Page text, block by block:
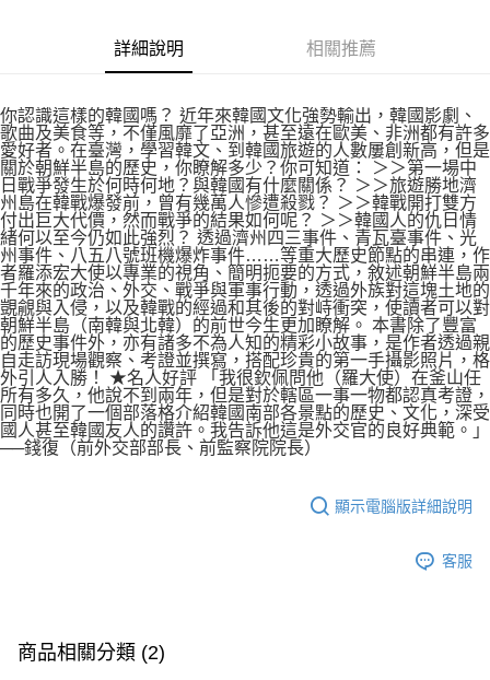
詳細說明 相關推薦
你認識這樣的韓國嗎？ 近年來韓國文化強勢輸出，韓國影劇、
歌曲及美食等，不僅風靡了亞洲，甚至遠在歐美、非洲都有許多
愛好者。在臺灣，學習韓文、到韓國旅遊的人數屢創新高，但是
關於朝鮮半島的歷史，你瞭解多少？你可知道： ＞＞第一場中
日戰爭發生於何時何地？與韓國有什麼關係？ ＞＞旅遊勝地濟
州島在韓戰爆發前，曾有幾萬人慘遭殺戮？ ＞＞韓戰開打雙方
付出巨大代價，然而戰爭的結果如何呢？ ＞＞韓國人的仇日情
緒何以至今仍如此強烈？ 透過濟州四三事件、青瓦臺事件、光
州事件、八五八號班機爆炸事件……等重大歷史節點的串連，作
者羅添宏大使以專業的視角、簡明扼要的方式，敘述朝鮮半島兩
千年來的政治、外交、戰爭與軍事行動，透過外族對這塊土地的
覬覦與入侵，以及韓戰的經過和其後的對峙衝突，使讀者可以對
朝鮮半島（南韓與北韓）的前世今生更加瞭解。 本書除了豐富
的歷史事件外，亦有諸多不為人知的精彩小故事，是作者透過親
自走訪現場觀察、考證並撰寫，搭配珍貴的第一手攝影照片，格
外引人入勝！ ★名人好評 「我很欽佩問他（羅大使）在釜山任
所有多久，他說不到兩年，但是對於轄區一事一物都認真考證，
同時也開了一個部落格介紹韓國南部各景點的歷史、文化，深受
國人甚至韓國友人的讚許。我告訴他這是外交官的良好典範。」
──錢復（前外交部部長、前監察院院長）
顯示電腦版詳細說明
客服
商品相關分類 (2)